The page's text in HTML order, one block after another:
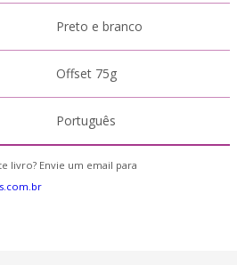
Preto e branco
Offset 75g
Português
livro? Envie um email para